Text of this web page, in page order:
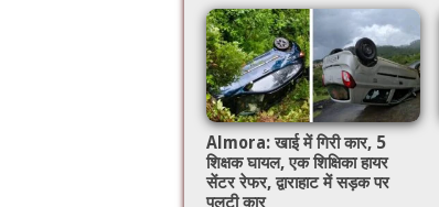
Almora: खाई में गिरी कार, 5
शिक्षक घायल, एक शिक्षिका हायर
सेंटर रेफर, द्वाराहाट में सड़क पर
पलटी कार